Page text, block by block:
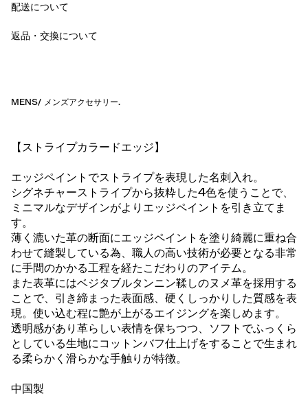
配送について
返品・交換について
MENS/ メンズアクセサリー.
【ストライプカラードエッジ】
エッジペイントでストライプを表現した名刺入れ。
シグネチャーストライプから抜粋した4色を使うことで、
ミニマルなデザインがよりエッジペイントを引き立てま
す。
薄く漉いた革の断面にエッジペイントを塗り綺麗に重ね合
わせて縫製している為、職人の高い技術が必要となる非常
に手間のかかる工程を経たこだわりのアイテム。
また表革にはベジタブルタンニン鞣しのヌメ革を採用する
ことで、引き締まった表面感、硬くしっかりした質感を表
現。使い込む程に艶が上がるエイジングを楽しめます。
透明感があり革らしい表情を保ちつつ、ソフトでふっくら
としている生地にコットンバフ仕上げをすることで生まれ
る柔らかく滑らかな手触りが特徴。
中国製